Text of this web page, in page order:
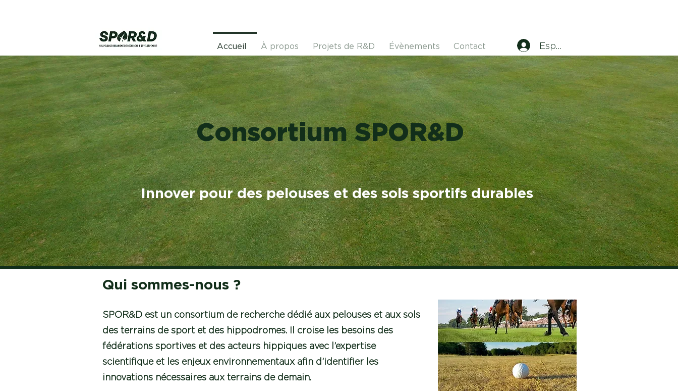
Accueil À propos Projets de R&D Évènements Contact Espace adhérents
Consortium SPOR&D
Innover pour des pelouses et des sols sportifs durables
Qui sommes-nous ?
SPOR&D est un consortium de recherche dédié aux pelouses et aux sols
des terrains de sport et des hippodromes. Il croise les besoins des
fédérations sportives et des acteurs hippiques avec l’expertise
scientifique et les enjeux environnementaux afin d’identifier les
innovations nécessaires aux terrains de demain.